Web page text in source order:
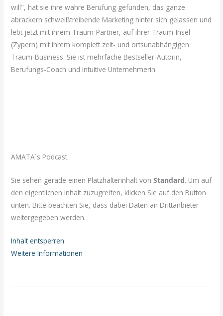
will", hat sie ihre wahre Berufung gefunden, das ganze
abrackern schweißtreibende Marketing hinter sich gelassen und
lebt jetzt mit ihrem Traum-Partner, auf ihrer Traum-Insel
(Zypern) mit ihrem komplett zeit- und ortsunabhängigen
Traum-Business. Sie ist mehrfache Bestseller-Autorin,
Berufungs-Coach und intuitive Unternehmerin.
AMATA´s Podcast
Sie sehen gerade einen Platzhalterinhalt vonStandard. Um auf
den eigentlichen Inhalt zuzugreifen, klicken Sie auf den Button
unten. Bitte beachten Sie, dass dabei Daten an Drittanbieter
weitergegeben werden.
Inhalt entsperren
Weitere Informationen